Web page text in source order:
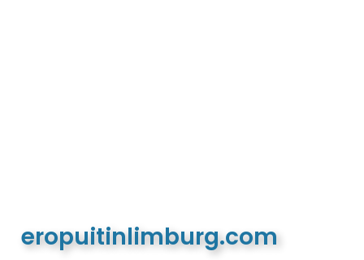
eropuitinlimburg.com